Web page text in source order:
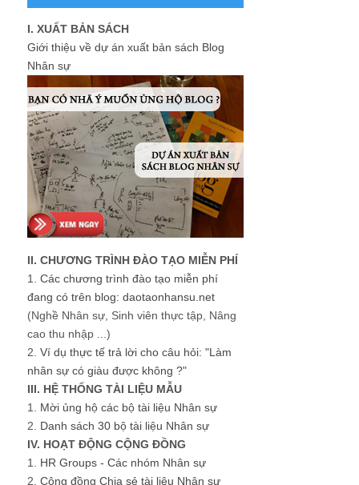
I. XUẤT BẢN SÁCH
Giới thiệu về dự án xuất bản sách Blog
Nhân sự
II. CHƯƠNG TRÌNH ĐÀO TẠO MIỄN PHÍ
1. Các chương trình đào tạo miễn phí
đang có trên blog: daotaonhansu.net
(Nghề Nhân sự, Sinh viên thực tập, Nâng
cao thu nhập ...)
2. Ví dụ thực tế trả lời cho câu hỏi: "Làm
nhân sự có giàu được không ?"
III. HỆ THỐNG TÀI LIỆU MẪU
1. Mời ủng hộ các bộ tài liệu Nhân sự
2. Danh sách 30 bộ tài liệu Nhân sự
IV. HOẠT ĐỘNG CỘNG ĐỒNG
1. HR Groups - Các nhóm Nhân sự
2. Cộng đồng Chia sẻ tài liệu Nhân sự